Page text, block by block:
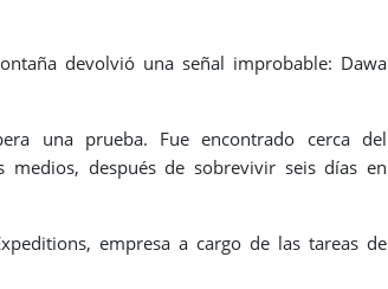
devolvió una señal improbable: Dawa
una prueba. Fue encontrado cerca del
medios, después de sobrevivir seis días en
empresa a cargo de las tareas de